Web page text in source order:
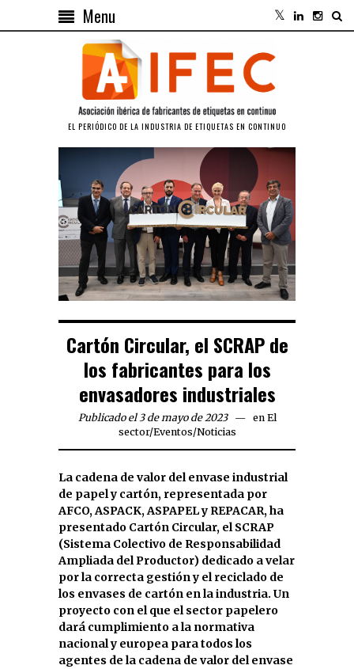
Menu
EL PERIÓDICO DE LA INDUSTRIA DE ETIQUETAS EN CONTINUO
Cartón Circular, el SCRAP de
los fabricantes para los
envasadores industriales
Publicado el 3 de mayo de 2023 en El
sector/Eventos/Noticias
La cadena de valor del envase industrial
de papel y cartón, representada por
AFCO, ASPACK, ASPAPEL y REPACAR, ha
presentado Cartón Circular, el SCRAP
(Sistema Colectivo de Responsabilidad
Ampliada del Productor) dedicado a velar
por la correcta gestión y el reciclado de
los envases de cartón en la industria. Un
proyecto con el que el sector papelero
dará cumplimiento a la normativa
nacional y europea para todos los
agentes de la cadena de valor del envase